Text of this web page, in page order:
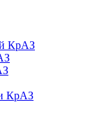
КрАЗ
КрАЗ